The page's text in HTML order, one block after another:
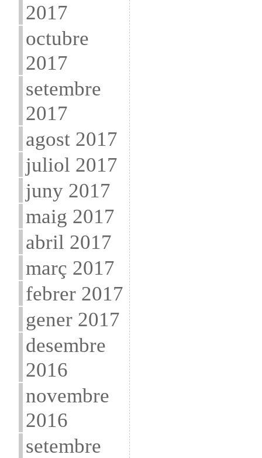
2017
octubre
2017
setembre
2017
agost 2017
juliol 2017
juny 2017
maig 2017
abril 2017
març 2017
febrer 2017
gener 2017
desembre
2016
novembre
2016
setembre